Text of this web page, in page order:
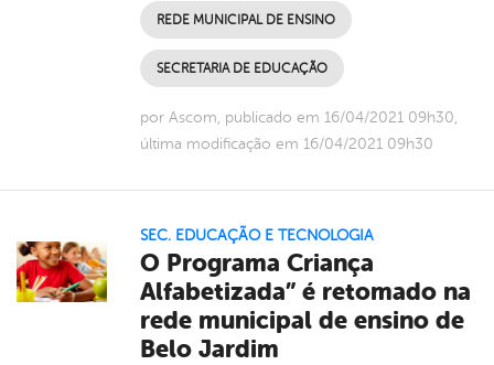
REDE MUNICIPAL DE ENSINO
SECRETARIA DE EDUCAÇÃO
por Ascom, publicado em 16/04/2021 09h30,
última modificação em 16/04/2021 09h30
SEC. EDUCAÇÃO E TECNOLOGIA
O Programa Criança
Alfabetizada” é retomado na
rede municipal de ensino de
Belo Jardim